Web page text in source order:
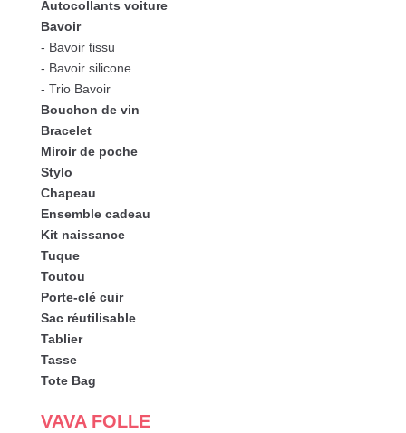
Autocollants voiture
Bavoir
- Bavoir tissu
- Bavoir silicone
- Trio Bavoir
Bouchon de vin
Bracelet
Miroir de poche
Stylo
Chapeau
Ensemble cadeau
Kit naissance
Tuque
Toutou
Porte-clé cuir
Sac réutilisable
Tablier
Tasse
Tote Bag
VAVA FOLLE